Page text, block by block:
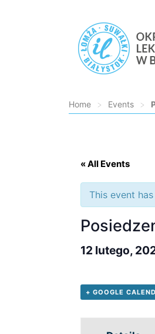
Home > Events >
« All Events
This event
12 lutego,
+ GOOGLE